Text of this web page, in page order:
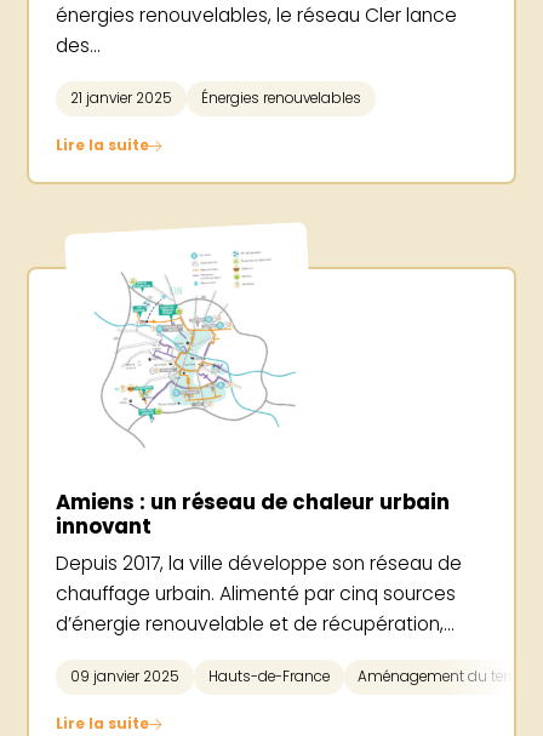
énergies renouvelables, le réseau Cler lance
des...
21 janvier 2025 Énergies renouvelables
Lire la suite
Amiens : un réseau de chaleur urbain
innovant
Depuis 2017, la ville développe son réseau de
chauffage urbain. Alimenté par cinq sources
d’énergie renouvelable et de récupération,...
09 janvier 2025 Hauts-de-France Aménagement du
Lire la suite